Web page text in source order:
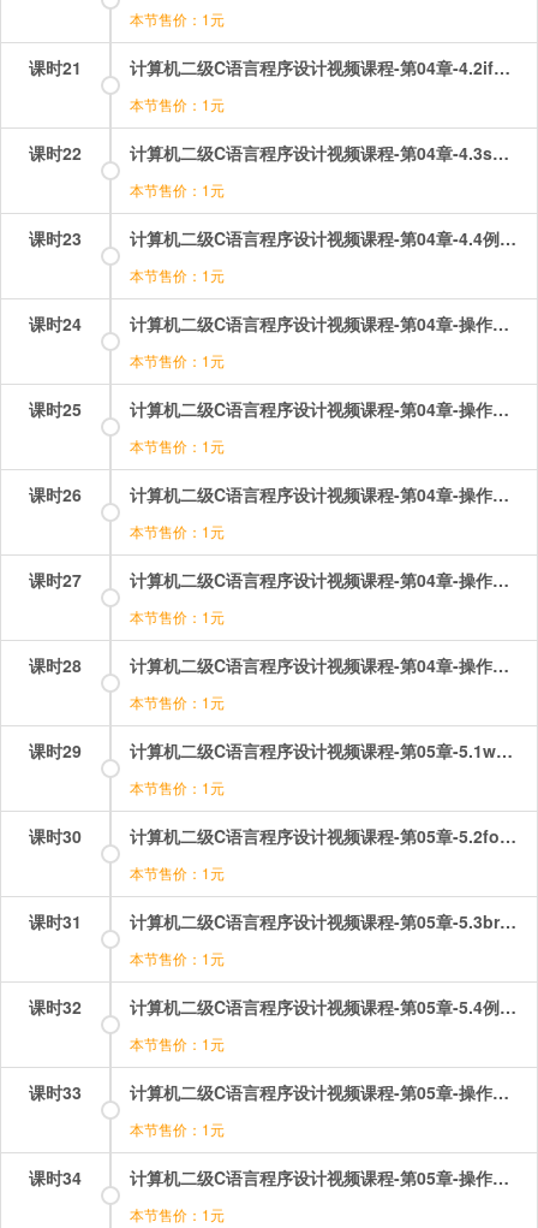
本节售价：1元
课时21 计算机二级C语言程序设计视频课程-第04章-4.2if语句和用if语句构成的选择结构.mp4
本节售价：1元
课时22 计算机二级C语言程序设计视频课程-第04章-4.3switch语句和break语句.mp4
本节售价：1元
课时23 计算机二级C语言程序设计视频课程-第04章-4.4例题讲解.mp4
本节售价：1元
课时24 计算机二级C语言程序设计视频课程-第04章-操作：关系和逻辑运算选择题讲解.mp4
本节售价：1元
课时25 计算机二级C语言程序设计视频课程-第04章-操作：选择结构选择题讲解（1）.flv
本节售价：1元
课时26 计算机二级C语言程序设计视频课程-第04章-操作：选择结构选择题讲解（2）.mp4
本节售价：1元
课时27 计算机二级C语言程序设计视频课程-第04章-操作：选择结构选择题讲解（3）.mp4
本节售价：1元
课时28 计算机二级C语言程序设计视频课程-第04章-操作：选择结构选择题讲解（4）.mp4
本节售价：1元
课时29 计算机二级C语言程序设计视频课程-第05章-5.1while循环语句和do-while循环语句.mp4
本节售价：1元
课时30 计算机二级C语言程序设计视频课程-第05章-5.2for循环语句和循环结构的嵌套.mp4
本节售价：1元
课时31 计算机二级C语言程序设计视频课程-第05章-5.3break和continue在循环结构中.mp4
本节售价：1元
课时32 计算机二级C语言程序设计视频课程-第05章-5.4例题讲解.mp4
本节售价：1元
课时33 计算机二级C语言程序设计视频课程-第05章-操作：循环结构选择题讲解（1）.mp4
本节售价：1元
课时34 计算机二级C语言程序设计视频课程-第05章-操作：循环结构选择题讲解（2）.mp4
本节售价：1元